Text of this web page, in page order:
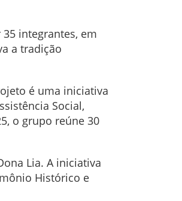
integrantes, em
a tradição
é uma iniciativa
Social,
o grupo reúne 30
Lia. A iniciativa
Histórico e